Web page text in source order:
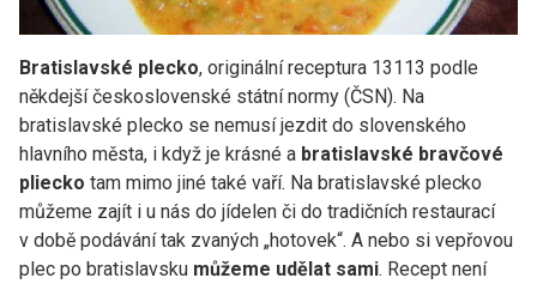
Bratislavské plecko, originální receptura 13113 podle
někdejší československé státní normy (ČSN). Na
bratislavské plecko se nemusí jezdit do slovenského
hlavního města, i když je krásné a bratislavské bravčové
pliecko tam mimo jiné také vaří. Na bratislavské plecko
můžeme zajít i u nás do jídelen či do tradičních restaurací
v době podávání tak zvaných „hotovek“. A nebo si vepřovou
plec po bratislavsku můžeme udělat sami. Recept není